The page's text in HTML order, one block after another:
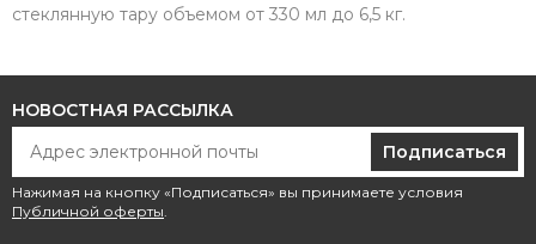
стеклянную тару объемом от 330 мл до 6,5 кг.
НОВОСТНАЯ РАССЫЛКА
Подписаться
Нажимая на кнопку «Подписаться» вы принимаете условия
Публичной оферты.